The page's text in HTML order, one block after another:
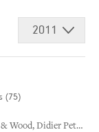
2011
(75)
Wood, Didier Petit